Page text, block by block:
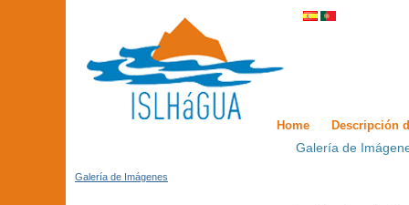
Home Descripción
Galería de Imágenes
Galería de